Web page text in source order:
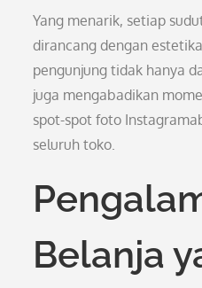
Yang menarik, setiap
dirancang dengan
pengunjung tidak hanya
juga mengabadikan
spot-spot foto
seluruh toko.
Belanja